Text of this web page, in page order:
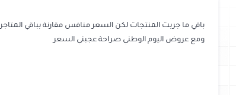
باقي ما جربت المنتجات لكن السعر منافس مقارنة بباقي المتاجر
ومع عروض اليوم الوطني صراحة عجبني السعر